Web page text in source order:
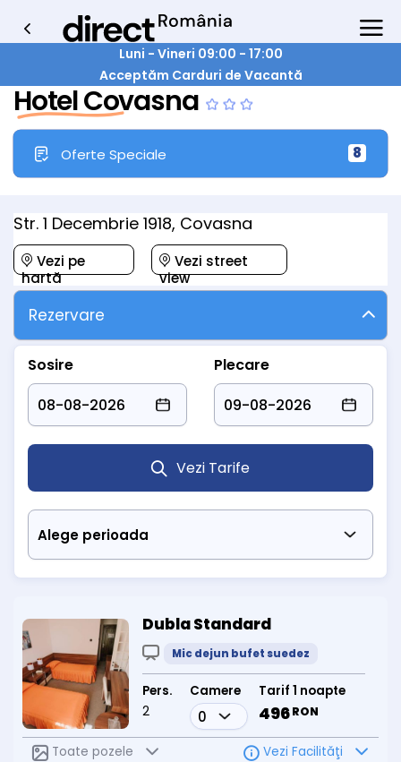
Luni - Vineri 09:00 - 17:00
Acceptăm Carduri de Vacantă
Hotel Covasna
Oferte Speciale 8
Str. 1 Decembrie 1918, Covasna
Vezi pe
hartă
Vezi street
view
Rezervare
Sosire Plecare
Vezi Tarife
Dubla Standard
Mic dejun bufet suedez
Pers.
2
Camere Tarif 1 noapte
496RON
Toate pozele Vezi Facilităţi